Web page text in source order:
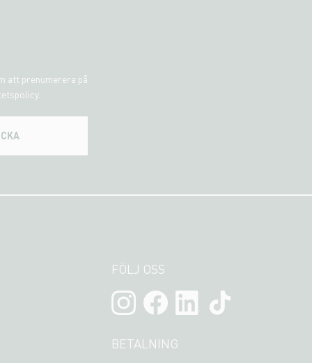
att prenumerera på
FÖLJ OSS
BETALNING